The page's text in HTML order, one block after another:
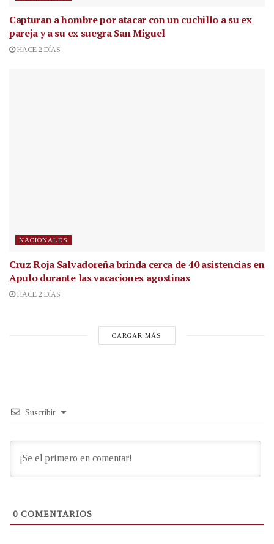
Capturan a hombre por atacar con un cuchillo a su ex
pareja y a su ex suegra San Miguel
HACE 2 DÍAS
NACIONALES
Cruz Roja Salvadoreña brinda cerca de 40 asistencias en
Apulo durante las vacaciones agostinas
HACE 2 DÍAS
CARGAR MÁS
Suscribir
0 COMENTARIOS